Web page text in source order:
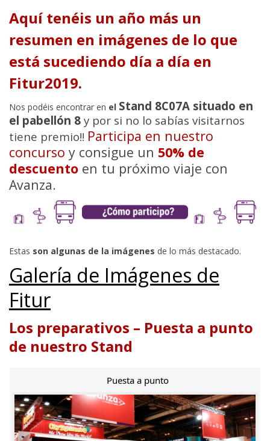
Aquí tenéis un año más un
resumen en imágenes de lo que
está sucediendo día a día en
Fitur2019.
Nos podéis encontrar en el Stand 8C07A situado en
el pabellón 8 y por si no lo sabías visitarnos
tiene premio!! Participa en nuestro
concurso y consigue un 50% de
descuento en tu próximo viaje con
Avanza.
Estas son algunas de la imágenes de lo más destacado.
Galería de Imágenes de
Fitur
Los preparativos – Puesta a punto
de nuestro Stand
Puesta a punto